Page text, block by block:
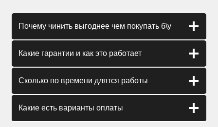
Почему чинить выгоднее чем покупать б\у
Какие гарантии и как это работает
Сколько по времени длятся работы
Какие есть варианты оплаты